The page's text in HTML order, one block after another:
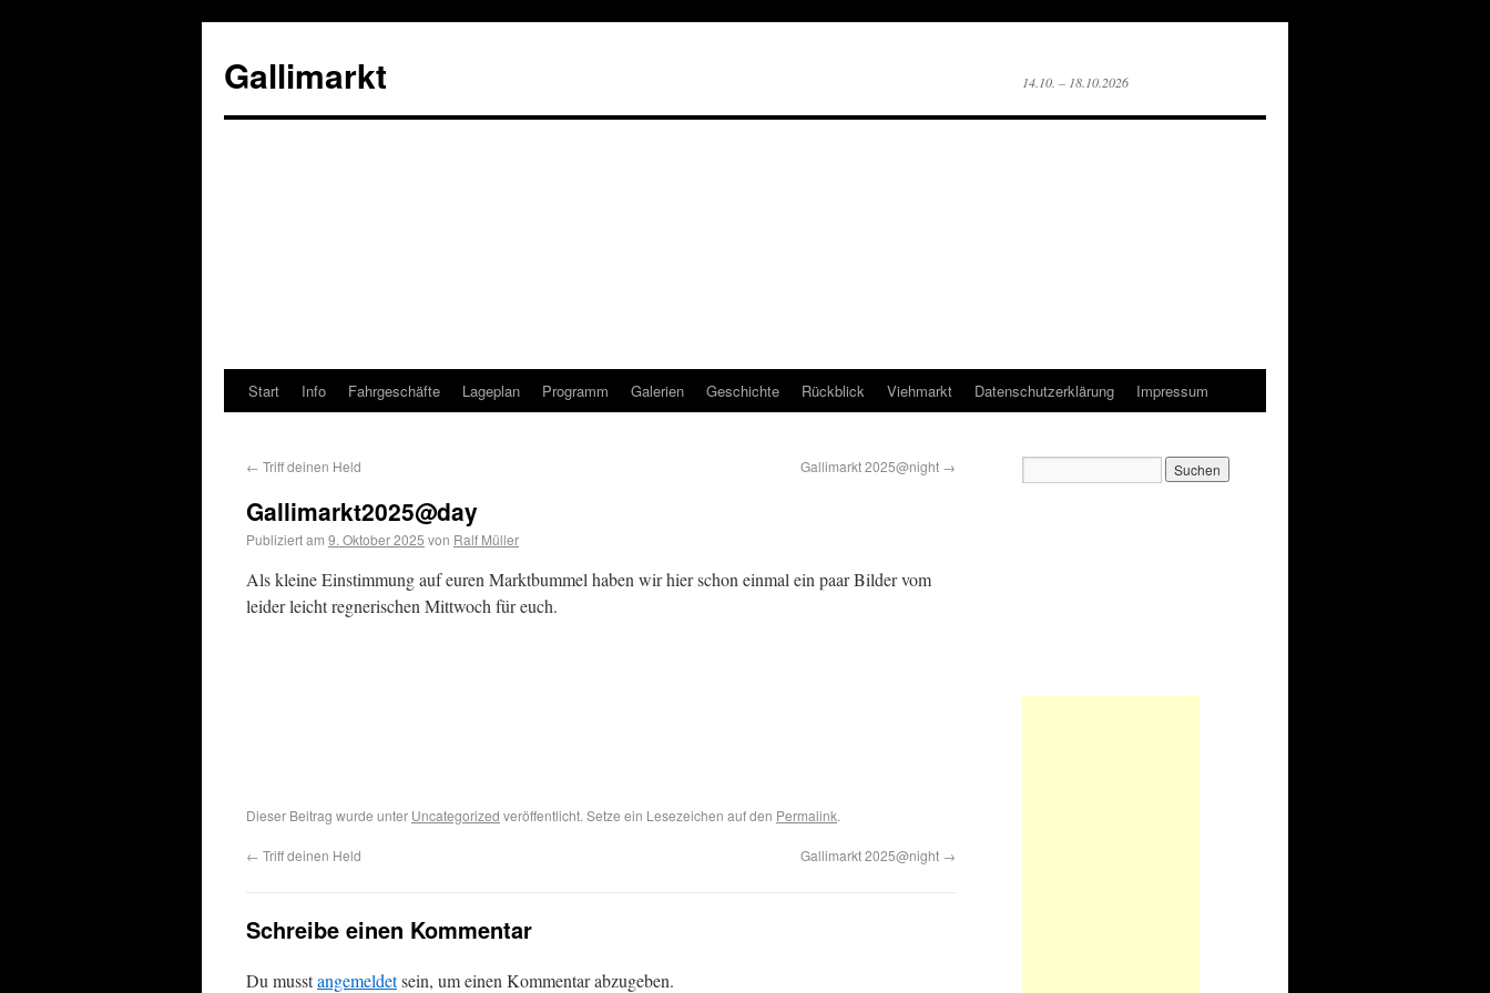
Gallimarkt 14.10. – 18.10.2026
Start Info Fahrgeschäfte Lageplan Programm Galerien Geschichte Rückblick Viehmarkt Datenschutzerklärung Impressum
← Triff deinen Held Gallimarkt 2025@night →
Gallimarkt2025@day
Publiziert am 9. Oktober 2025 von Ralf Müller
Als kleine Einstimmung auf euren Marktbummel haben wir hier schon einmal ein paar Bilder vom
leider leicht regnerischen Mittwoch für euch.
Dieser Beitrag wurde unter Uncategorized veröffentlicht. Setze ein Lesezeichen auf den Permalink.
← Triff deinen Held Gallimarkt 2025@night →
Schreibe einen Kommentar
Du musstangemeldetsein, um einen Kommentar abzugeben.